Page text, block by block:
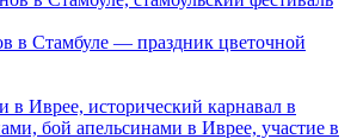
в Стамбуле — праздник цветочной